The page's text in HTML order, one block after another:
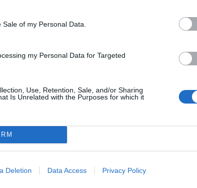
of my Personal Data.
my Personal Data for Targeted
Use, Retention, Sale, and/or Sharing
Is Unrelated with the Purposes for which it
Deletion Data Access Privacy Policy
i att kommunen valde att köpa in
vilket både Annika och Malin
är glada för nu när verken är på
beslut för annars hade vi nog stått här
beundrar stolparna.